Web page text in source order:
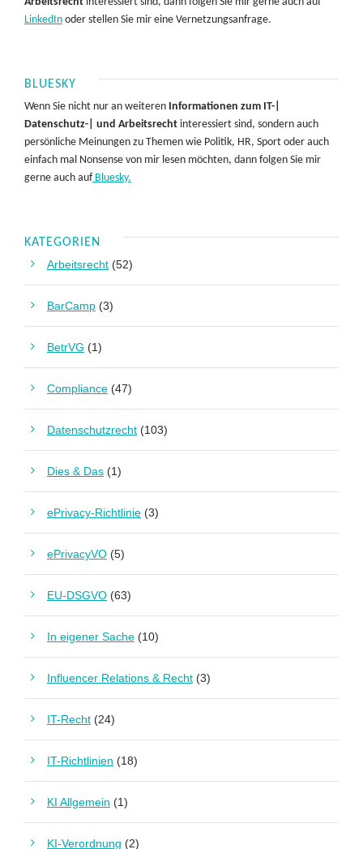
LinkedIn oder stellen Sie mir eine Vernetzungsanfrage.
BLUESKY
Wenn Sie nicht nur an weiteren Informationen zum IT-|
Datenschutz-| und Arbeitsrecht interessiert sind, sondern auch
persönliche Meinungen zu Themen wie Politik, HR, Sport oder auch
einfach mal Nonsense von mir lesen möchten, dann folgen Sie mir
gerne auch aufBluesky.
KATEGORIEN
Arbeitsrecht (52)
BarCamp (3)
BetrVG (1)
Compliance (47)
Datenschutzrecht (103)
Dies & Das (1)
ePrivacy-Richtlinie (3)
ePrivacyVO (5)
EU-DSGVO (63)
In eigener Sache (10)
Influencer Relations & Recht (3)
IT-Recht (24)
IT-Richtlinien (18)
KI Allgemein (1)
KI-Verordnung (2)